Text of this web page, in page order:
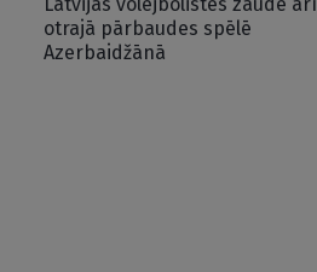
otrajā pārbaudes spēlē
Azerbaidžānā